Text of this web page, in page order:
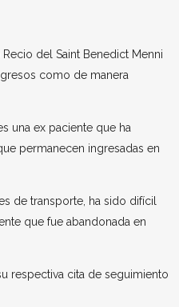
del Saint Benedict Menni
como de manera
una ex paciente que ha
permanecen ingresadas en
de transporte, ha sido difícil
que fue abandonada en
respectiva cita de seguimiento